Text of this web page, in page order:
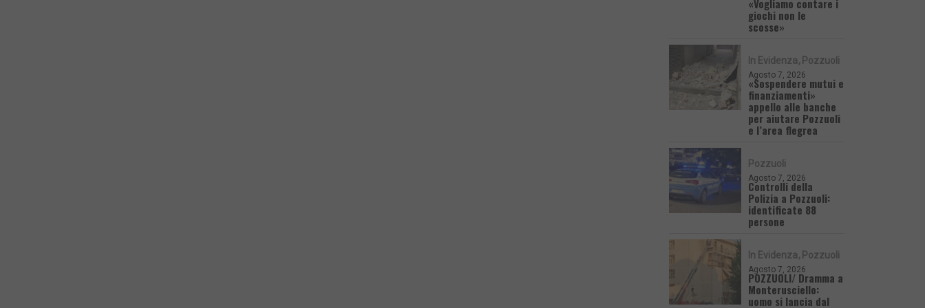
«Vogliamo contare i
giochi non le
scosse»
In Evidenza Pozzuoli
Agosto 7, 2026
«Sospendere mutui e
finanziamenti»
appello alle banche
per aiutare Pozzuoli
e l’area flegrea
Pozzuoli
Agosto 7, 2026
Controlli della
Polizia a Pozzuoli:
identificate 88
persone
In Evidenza Pozzuoli
Agosto 7, 2026
POZZUOLI/ Dramma a
Monterusciello:
uomo si lancia dal